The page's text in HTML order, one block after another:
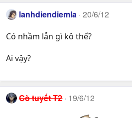
lanhdiendiemla 20/6/12
Có nhầm lẫn gì kô thế?
Ai vậy?
Cò tuyết T2 19/6/12